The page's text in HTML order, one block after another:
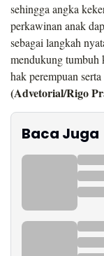
sehingga angka
perkawinan anak
sebagai langkah
mendukung tumbuh
hak perempuan
(Advetorial/Rigo
Baca Juga